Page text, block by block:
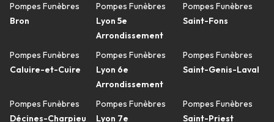
Pompes Funèbres
Bron
Pompes Funèbres
Caluire-et-Cuire
Pompes Funèbres
Décines-Charpieu
Pompes Funèbres
Lyon 5e
Arrondissement
Pompes Funèbres
Lyon 6e
Arrondissement
Pompes Funèbres
Lyon 7e
Pompes Funèbres
Saint-Fons
Pompes Funèbres
Saint-Genis-Laval
Pompes Funèbres
Saint-Priest